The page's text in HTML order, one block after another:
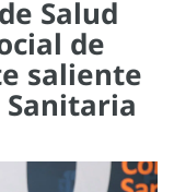
Salud
de
saliente
Sanitaria